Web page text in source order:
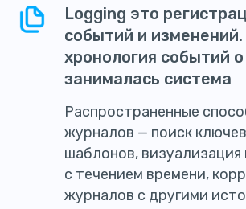
Logging это
событий и
хронология событий
занималась система
Распространенные
журналов — поиск
шаблонов, визуализация
с течением времени,
журналов с другими